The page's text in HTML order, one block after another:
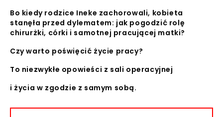
Bo kiedy rodzice Ineke zachorowali, kobieta
stanęła przed dylematem: jak pogodzić rolę
chirurżki, córki i samotnej pracującej matki?
Czy warto poświęcić życie pracy?
To niezwykłe opowieści z sali operacyjnej
i życia w zgodzie z samym sobą.